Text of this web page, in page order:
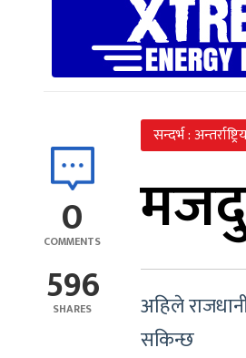
0
COMMENTS
596
SHARES
सन्दर्भ :
अहिले
सकिन्छ